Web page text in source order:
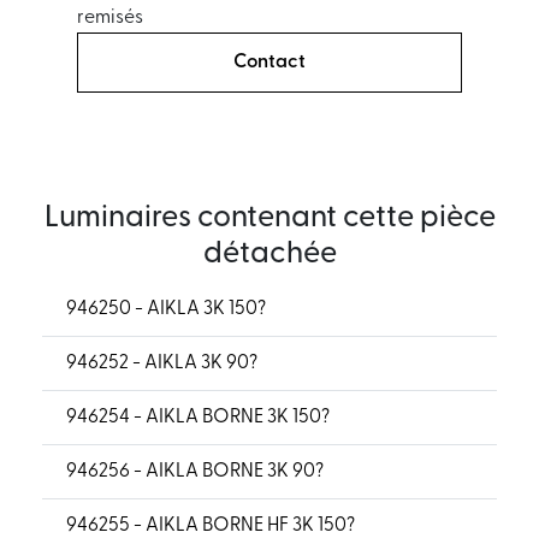
remisés
Contact
Luminaires contenant cette pièce
détachée
946250 - AIKLA 3K 150?
946252 - AIKLA 3K 90?
946254 - AIKLA BORNE 3K 150?
946256 - AIKLA BORNE 3K 90?
946255 - AIKLA BORNE HF 3K 150?